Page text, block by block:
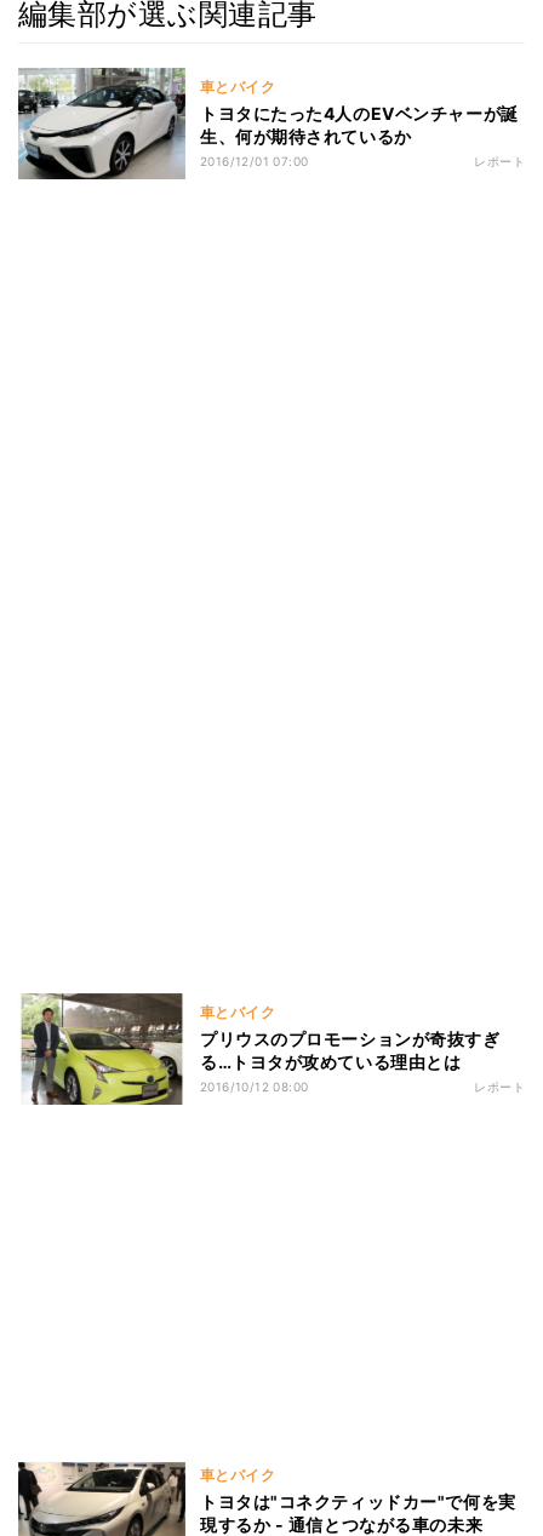
編集部が選ぶ関連記事
車とバイク
トヨタにたった4人のEVベンチャーが誕
生、何が期待されているか
2016/12/01 07:00 レポート
車とバイク
プリウスのプロモーションが奇抜すぎ
る…トヨタが攻めている理由とは
2016/10/12 08:00 レポート
車とバイク
トヨタは"コネクティッドカー"で何を実
現するか - 通信とつながる車の未来